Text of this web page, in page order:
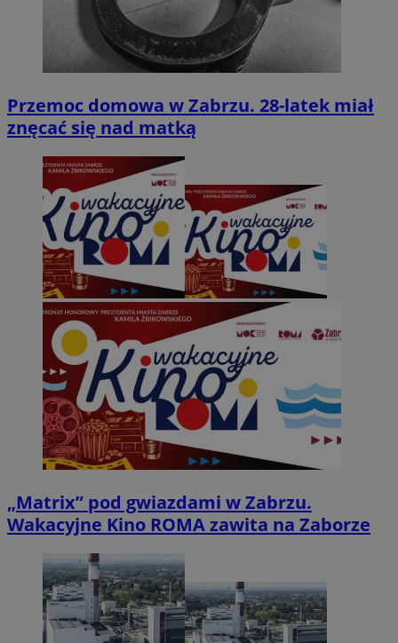
Przemoc domowa w Zabrzu. 28-latek miał
znęcać się nad matką
„Matrix” pod gwiazdami w Zabrzu.
Wakacyjne Kino ROMA zawita na Zaborze